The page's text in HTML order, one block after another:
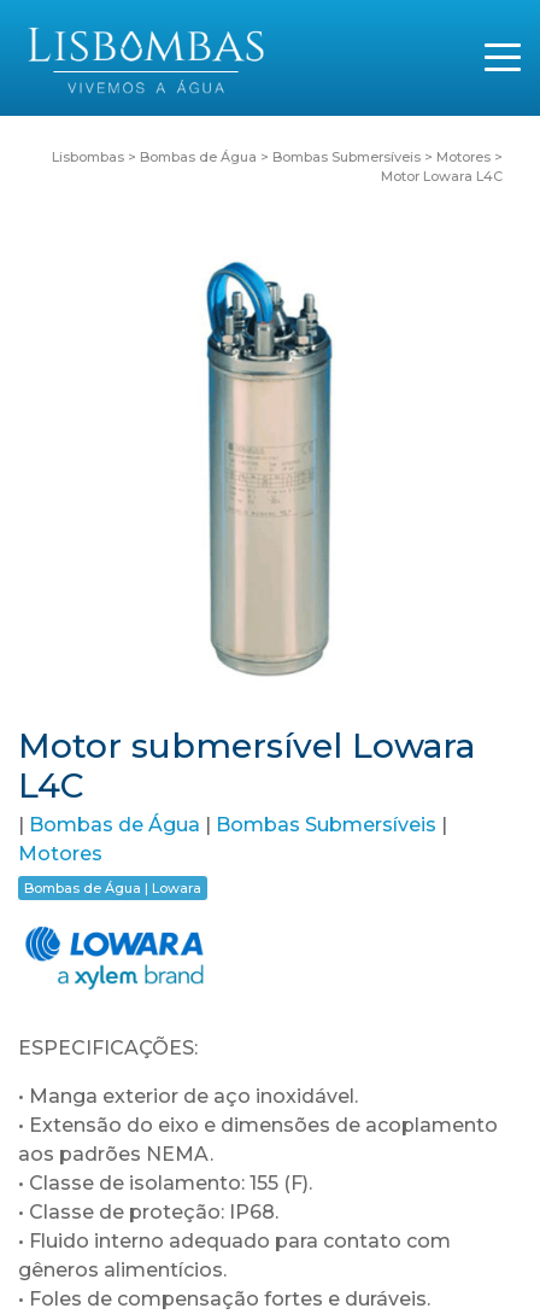
Lisbombas > Bombas de Água > Bombas Submersíveis > Motores >
Motor Lowara L4C
Motor submersível Lowara
L4C
| Bombas de Água | Bombas Submersíveis |
Motores
Bombas de Água | Lowara
ESPECIFICAÇÕES:
• Manga exterior de aço inoxidável.
• Extensão do eixo e dimensões de acoplamento
aos padrões NEMA.
• Classe de isolamento: 155 (F).
• Classe de proteção: IP68.
• Fluido interno adequado para contato com
gêneros alimentícios.
• Foles de compensação fortes e duráveis.